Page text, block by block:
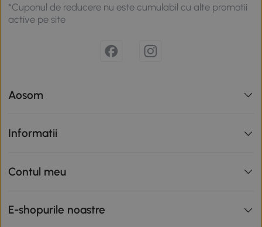
*Cuponul de reducere nu este cumulabil cu alte promotii
active pe site
Aosom
Informatii
Contul meu
E-shopurile noastre